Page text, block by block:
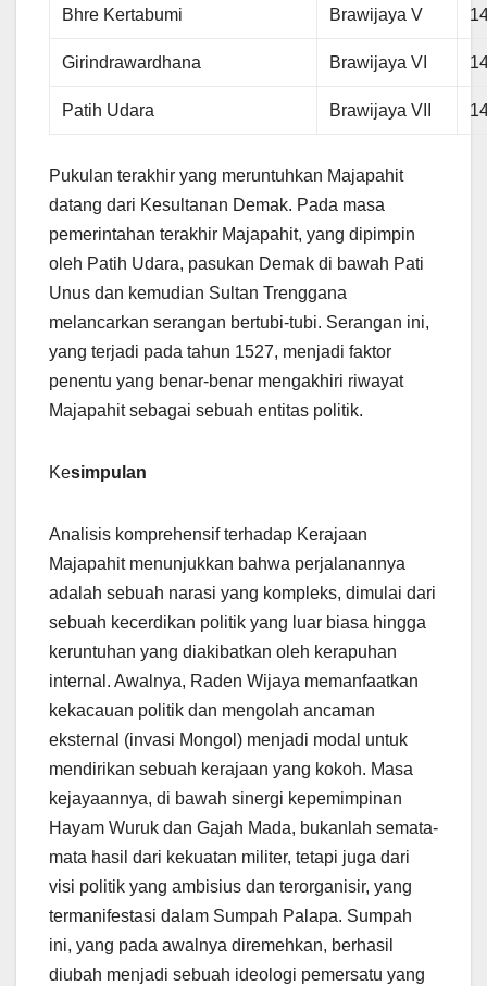
Bhre Kertabumi Brawijaya V
Girindrawardhana Brawijaya VI
Patih Udara Brawijaya VII
Pukulan terakhir yang meruntuhkan Majapahit
datang dari Kesultanan Demak. Pada masa
pemerintahan terakhir Majapahit, yang dipimpin
oleh Patih Udara, pasukan Demak di bawah Pati
Unus dan kemudian Sultan Trenggana
melancarkan serangan bertubi-tubi. Serangan ini,
yang terjadi pada tahun 1527, menjadi faktor
penentu yang benar-benar mengakhiri riwayat
Majapahit sebagai sebuah entitas politik.
Kesimpulan
Analisis komprehensif terhadap Kerajaan
Majapahit menunjukkan bahwa perjalanannya
adalah sebuah narasi yang kompleks, dimulai dari
sebuah kecerdikan politik yang luar biasa hingga
keruntuhan yang diakibatkan oleh kerapuhan
internal. Awalnya, Raden Wijaya memanfaatkan
kekacauan politik dan mengolah ancaman
eksternal (invasi Mongol) menjadi modal untuk
mendirikan sebuah kerajaan yang kokoh. Masa
kejayaannya, di bawah sinergi kepemimpinan
Hayam Wuruk dan Gajah Mada, bukanlah semata-
mata hasil dari kekuatan militer, tetapi juga dari
visi politik yang ambisius dan terorganisir, yang
termanifestasi dalam Sumpah Palapa. Sumpah
ini, yang pada awalnya diremehkan, berhasil
diubah menjadi sebuah ideologi pemersatu yang